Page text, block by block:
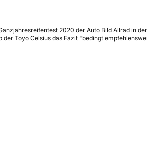
2020 der Auto Bild Allrad in der
Toyo Celsius das Fazit "bedingt